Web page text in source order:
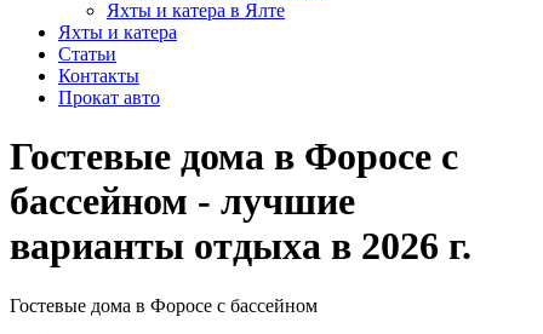
Яхты и катера в Ялте
Яхты и катера
Статьи
Контакты
Прокат авто
Гостевые дома в Форосе с
бассейном - лучшие
варианты отдыха в 2026 г.
Гостевые дома в Форосе c бассейном